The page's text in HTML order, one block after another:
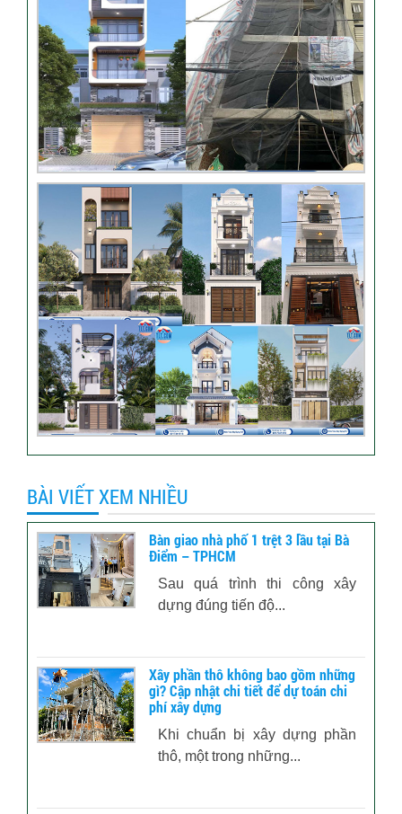
Nhận xét khách hàng nhà
chú Trung – Gò Vấp
BÀI VIẾT XEM NHIỀU
Bàn giao nhà phố 1 trệt 3 lầu tại Bà
Điểm – TPHCM
Sau quá trình thi công xây
dựng đúng tiến độ...
Xây phần thô không bao gồm những
gì? Cập nhật chi tiết để dự toán chi
phí xây dựng
Khi chuẩn bị xây dựng phần
thô, một trong những...